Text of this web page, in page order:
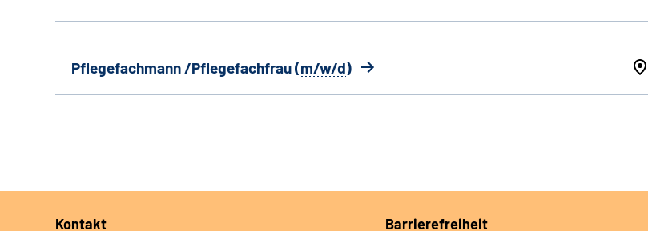
Pflegefachmann /Pflegefachfrau (m/w/d)
Kontakt
Barrierefreiheit